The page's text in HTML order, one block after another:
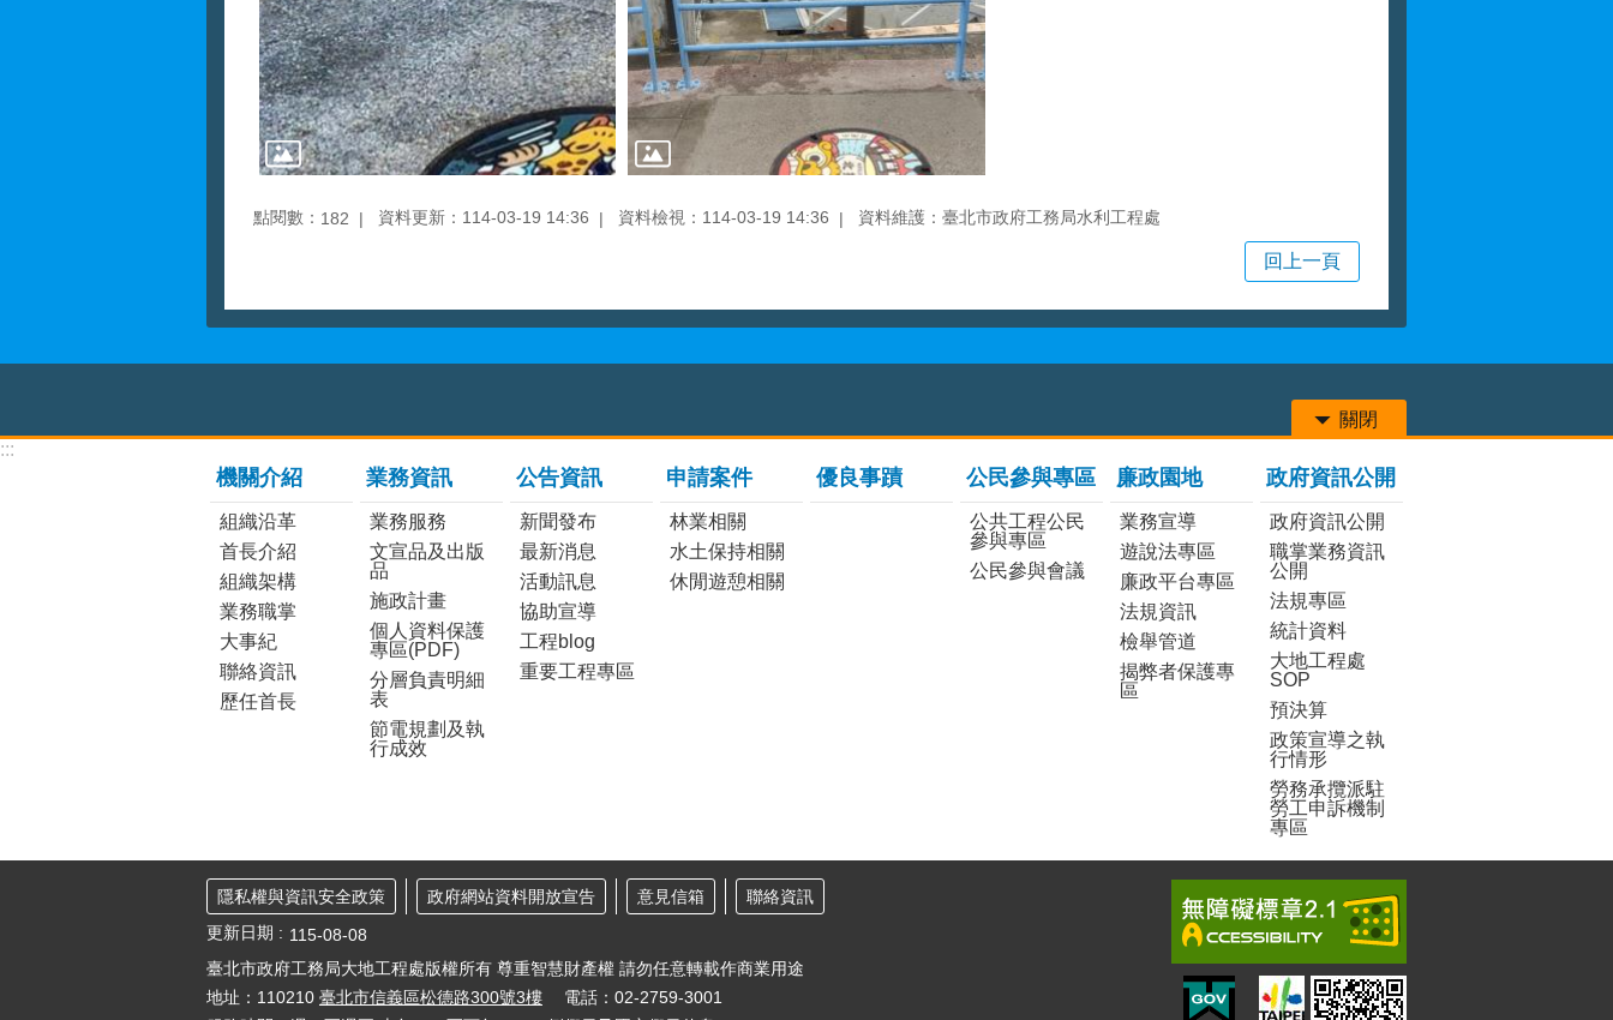
點閱數： 182 資料更新：114-03-19 14:36 資料檢視：114-03-19 14:36 資料維護：臺北市政府工務局水利工程處
回上一頁
關閉
:::
機關介紹
組織沿革
首長介紹
組織架構
業務職掌
大事紀
聯絡資訊
歷任首長
業務資訊
業務服務
文宣品及出版
品
施政計畫
個人資料保護
專區(PDF)
分層負責明細
表
節電規劃及執
行成效
公告資訊
新聞發布
最新消息
活動訊息
協助宣導
工程blog
重要工程專區
申請案件
林業相關
水土保持相關
休閒遊憩相關
優良事蹟 公民參與專區
公共工程公民
參與專區
公民參與會議
廉政園地
業務宣導
遊說法專區
廉政平台專區
法規資訊
檢舉管道
揭弊者保護專
區
政府資訊公開
政府資訊公開
職掌業務資訊
公開
法規專區
統計資料
大地工程處
SOP
預決算
政策宣導之執
行情形
勞務承攬派駐
勞工申訴機制
專區
隱私權與資訊安全政策 政府網站資料開放宣告 意見信箱
聯絡資訊
更新日期
115-08-08
臺北市政府工務局大地工程處版權所有 尊重智慧財產權 請勿任意轉載作商業用途
地址：110210 臺北市信義區松德路300號3樓 電話：02-2759-3001